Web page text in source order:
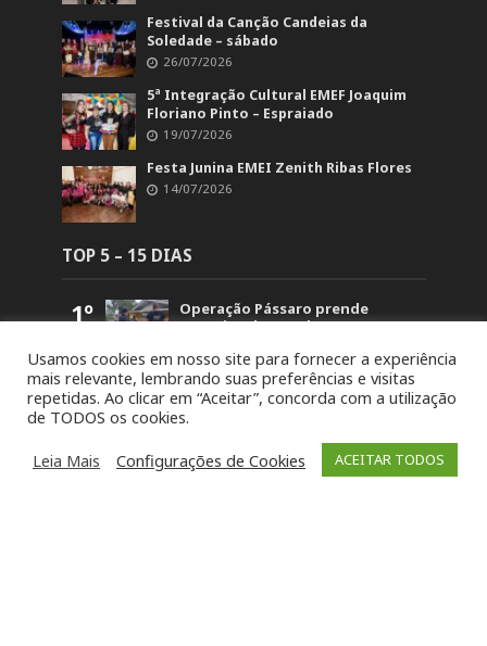
Festival da Canção Candeias da
Soledade – sábado
26/07/2026
5ª Integração Cultural EMEF Joaquim
Floriano Pinto – Espraiado
19/07/2026
Festa Junina EMEI Zenith Ribas Flores
14/07/2026
TOP 5 – 15 DIAS
1º
Operação Pássaro prende
suspeito de mandar matar
5.847
2º
Retorno no acesso a Arvorezinha
permanece bloqueado na BR-386
até domingo (26)
3º
19ª Ronda Crioula do Piquete
Cambará é lançada na
Usamos cookies em nosso site para fornecer a experiência
mais relevante, lembrando suas preferências e visitas
repetidas. Ao clicar em “Aceitar”, concorda com a utilização
de TODOS os cookies.
Leia Mais
Configurações de Cookies ACEITAR TODOS